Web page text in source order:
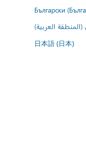
Български
العربية)
日本語 (日本)